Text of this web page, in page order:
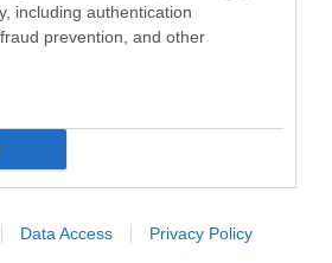
including authentication
prevention, and other
Data Access Privacy Policy
100
NOBEL-DÍJAT KAPOTT EGY
AZ OKOZTA A RÁKOT